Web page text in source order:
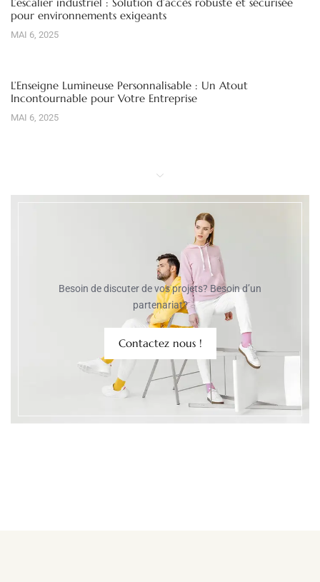
pour environnements exigeants
MAI 6, 2025
L’Enseigne Lumineuse Personnalisable : Un Atout
Incontournable pour Votre Entreprise
MAI 6, 2025
Besoin de discuter de vos projets? Besoin d’un
partenariat?
Contactez nous !